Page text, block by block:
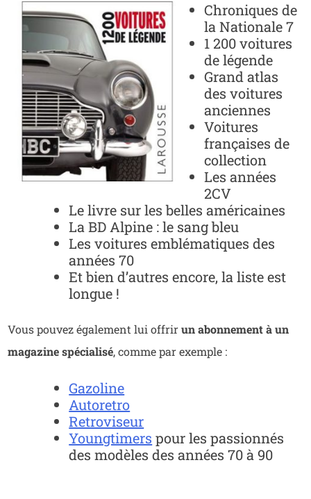
Chroniques de
la Nationale 7
1 200 voitures
de légende
Grand atlas
des voitures
anciennes
Voitures
françaises de
collection
Les années
2CV
Le livre sur les belles américaines
La BD Alpine : le sang bleu
Les voitures emblématiques des
années 70
Et bien d’autres encore, la liste est
longue !
Vous pouvez également lui offrirun abonnement à un
magazine spécialisé, comme par exemple :
Gazoline
Autoretro
Retroviseur
Youngtimers pour les passionnés
des modèles des années 70 à 90